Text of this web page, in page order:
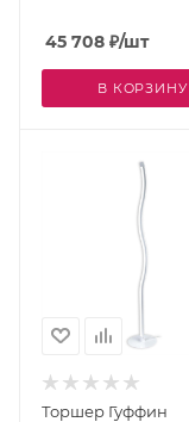
45 708 ₽/шт
В КОРЗИНУ
Торшер Гуффин